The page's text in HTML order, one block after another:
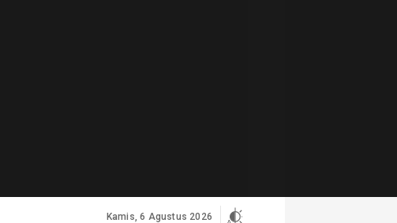
Kamis, 6 Agustus 2026